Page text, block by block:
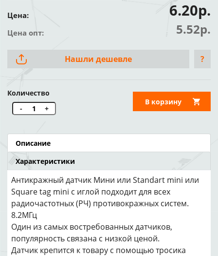
Цена: 6.20р.
Цена опт: 5.52р.
Нашли дешевле ?
Количество
-
+
В корзину
Описание
Характеристики
Антикражный датчик Мини или Standart mini или
Square tag mini с иглой подходит для всех
радиочастотных (РЧ) противокражных систем.
8.2МГц
Один из самых востребованных датчиков,
популярность связана с низкой ценой.
Датчик крепится к товару с помощью тросика